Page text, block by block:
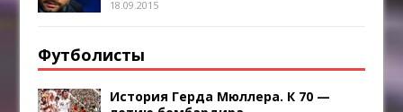
18.09.2015
Футболисты
История Герда Мюллера. К 70 —